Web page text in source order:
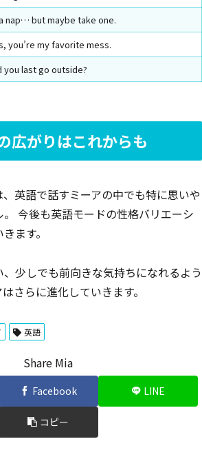
nap… but maybe take one.
you’re my favorite mess.
last go outside?
広がりはこれからも
英語で話すミーアの中でも特に思いや
今後も英語モードの性格バリエーシ
ます。
少しでも前向きな気持ちになれるよう
さらに進化していきます。
英語
Share Mia
Facebook LINE
コピー